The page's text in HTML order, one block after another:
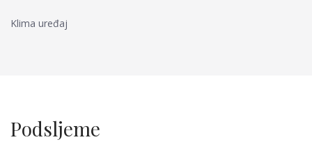
Klima uređaj
Podsljeme